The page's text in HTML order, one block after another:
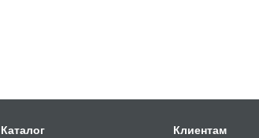
Каталог Клиентам